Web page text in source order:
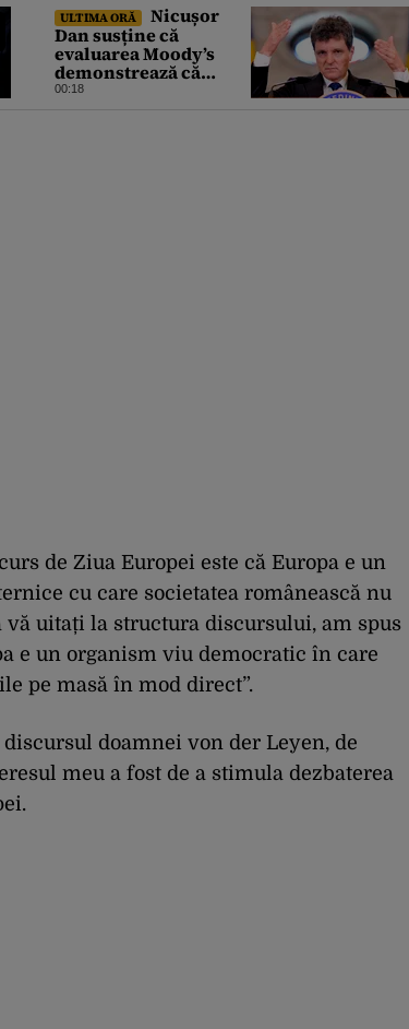
ULTIMA ORĂ
Nicușor
Dan susține că
evaluarea Moody’s
demonstrează că
România a făcut pașii
00:18
de Ziua Europei este că Europa e un
cu care societatea românească nu
vă uitați la structura discursului, am spus
e un organism viu democratic în care
pe masă în mod direct”.
doamnei von der Leyen, de
meu a fost de a stimula dezbaterea